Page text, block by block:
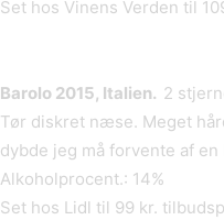
Set hos Vinens Verden til
Barolo 2015, Italien. 2
Tør diskret næse. Meget
dybde jeg må forvente af
Alkoholprocent.: 14%
Set hos Lidl til 99 kr.